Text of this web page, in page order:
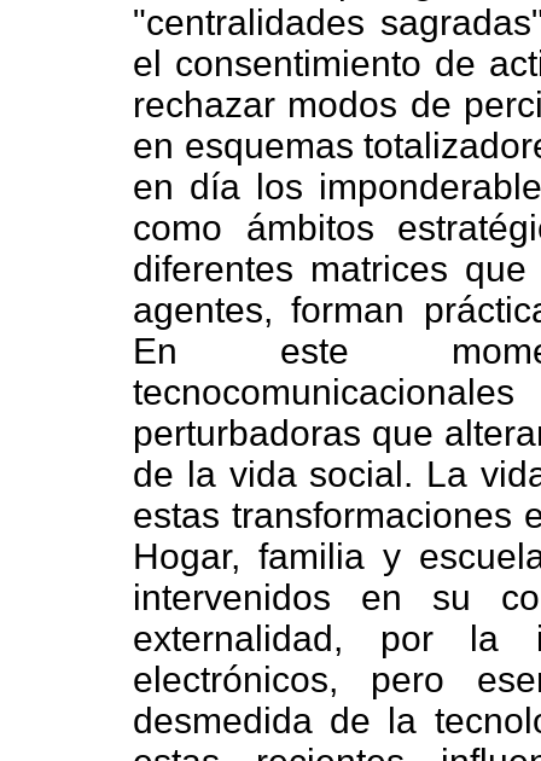
"centralidades
el consentimiento de
rechazar modos de
en esquemas
en día los
como ámbitos
diferentes matrices
agentes, forman
En este
perturbadoras que
de la vida social. La
estas transformaciones
Hogar, familia y
intervenidos en su
externalidad, por la
electrónicos, pero
desmedida de la